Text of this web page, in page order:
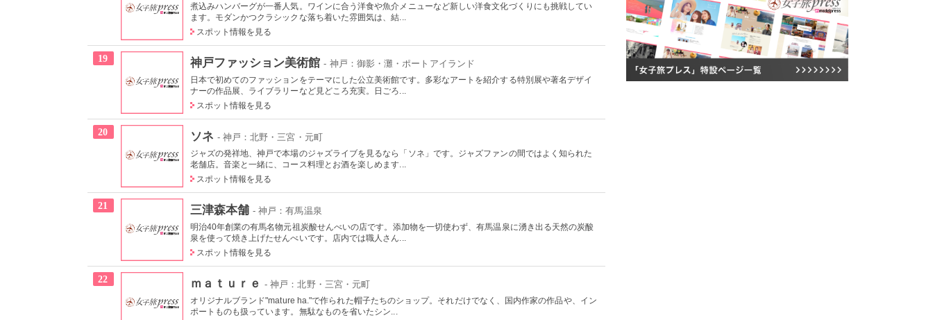
煮込みハンバーグが一番人気。ワインに合う洋食や魚介メニューなど新しい洋食文化づくりにも挑戦してい
ます。モダンかつクラシックな落ち着いた雰囲気は、結...
スポット情報を見る
19 神戸ファッション美術館 - 神戸：御影・灘・ポートアイランド
日本で初めてのファッションをテーマにした公立美術館です。多彩なアートを紹介する特別展や著名デザイ
ナーの作品展、ライブラリーなど見どころ充実。日ごろ...
スポット情報を見る
20 ソネ - 神戸：北野・三宮・元町
ジャズの発祥地、神戸で本場のジャズライブを見るなら「ソネ」です。ジャズファンの間ではよく知られた
老舗店。音楽と一緒に、コース料理とお酒を楽しめます...
スポット情報を見る
21 三津森本舗 - 神戸：有馬温泉
明治40年創業の有馬名物元祖炭酸せんべいの店です。添加物を一切使わず、有馬温泉に湧き出る天然の炭酸
泉を使って焼き上げたせんべいです。店内では職人さん...
スポット情報を見る
22 ｍａｔｕｒｅ - 神戸：北野・三宮・元町
オリジナルブランド"mature ha."で作られた帽子たちのショップ。それだけでなく、国内作家の作品や、イン
ポートものも扱っています。無駄なものを省いたシン...